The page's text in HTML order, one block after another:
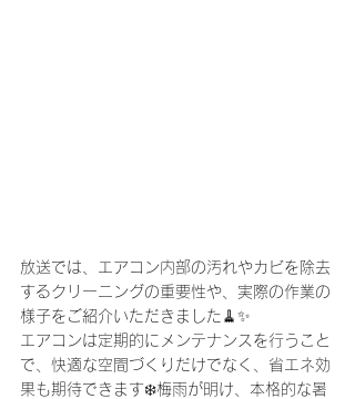
放送では、エアコン内部の汚れやカビを除去
するクリーニングの重要性や、実際の作業の
様子をご紹介いただきました🧹✨
エアコンは定期的にメンテナンスを行うこと
で、快適な空間づくりだけでなく、省エネ効
果も期待できます❄️梅雨が明け、本格的な暑